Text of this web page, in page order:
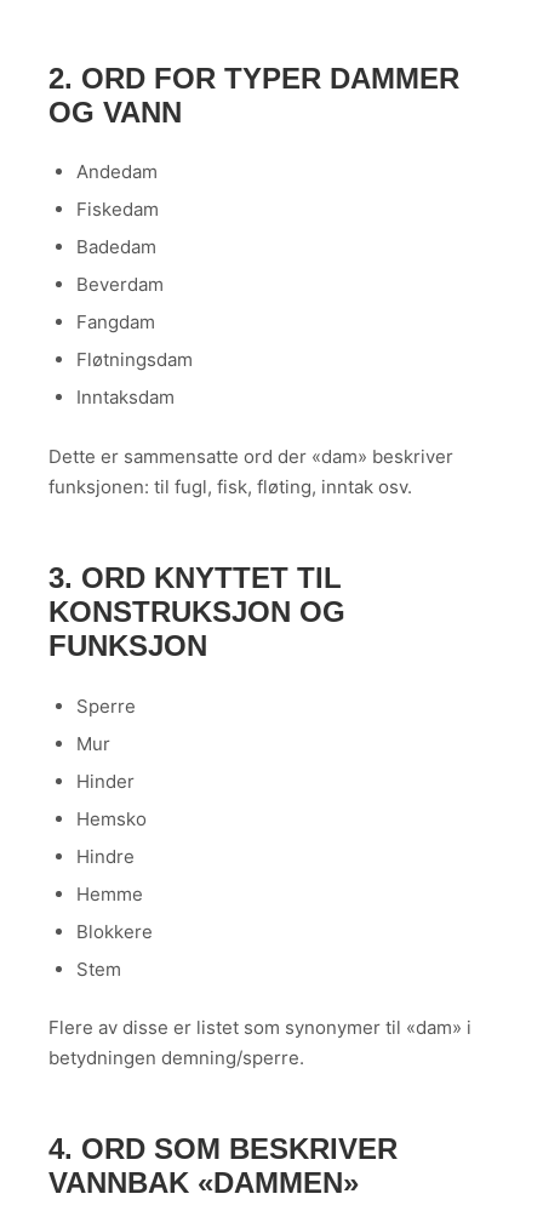
2. ORD FOR TYPER DAMMER
OG VANN
Andedam
Fiskedam
Badedam
Beverdam
Fangdam
Fløtningsdam
Inntaksdam
Dette er sammensatte ord der «dam» beskriver
funksjonen: til fugl, fisk, fløting, inntak osv.
3. ORD KNYTTET TIL
KONSTRUKSJON OG
FUNKSJON
Sperre
Mur
Hinder
Hemsko
Hindre
Hemme
Blokkere
Stem
Flere av disse er listet som synonymer til «dam» i
betydningen demning/sperre.
4. ORD SOM BESKRIVER
VANNBAK «DAMMEN»